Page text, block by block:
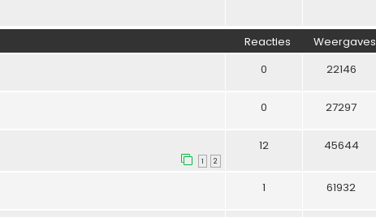
Reacties Weergaves
0 22146
0 27297
1 2
12 45644
1 61932